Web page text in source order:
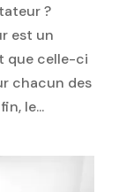
?
est un
que celle-ci
chacun des
le...